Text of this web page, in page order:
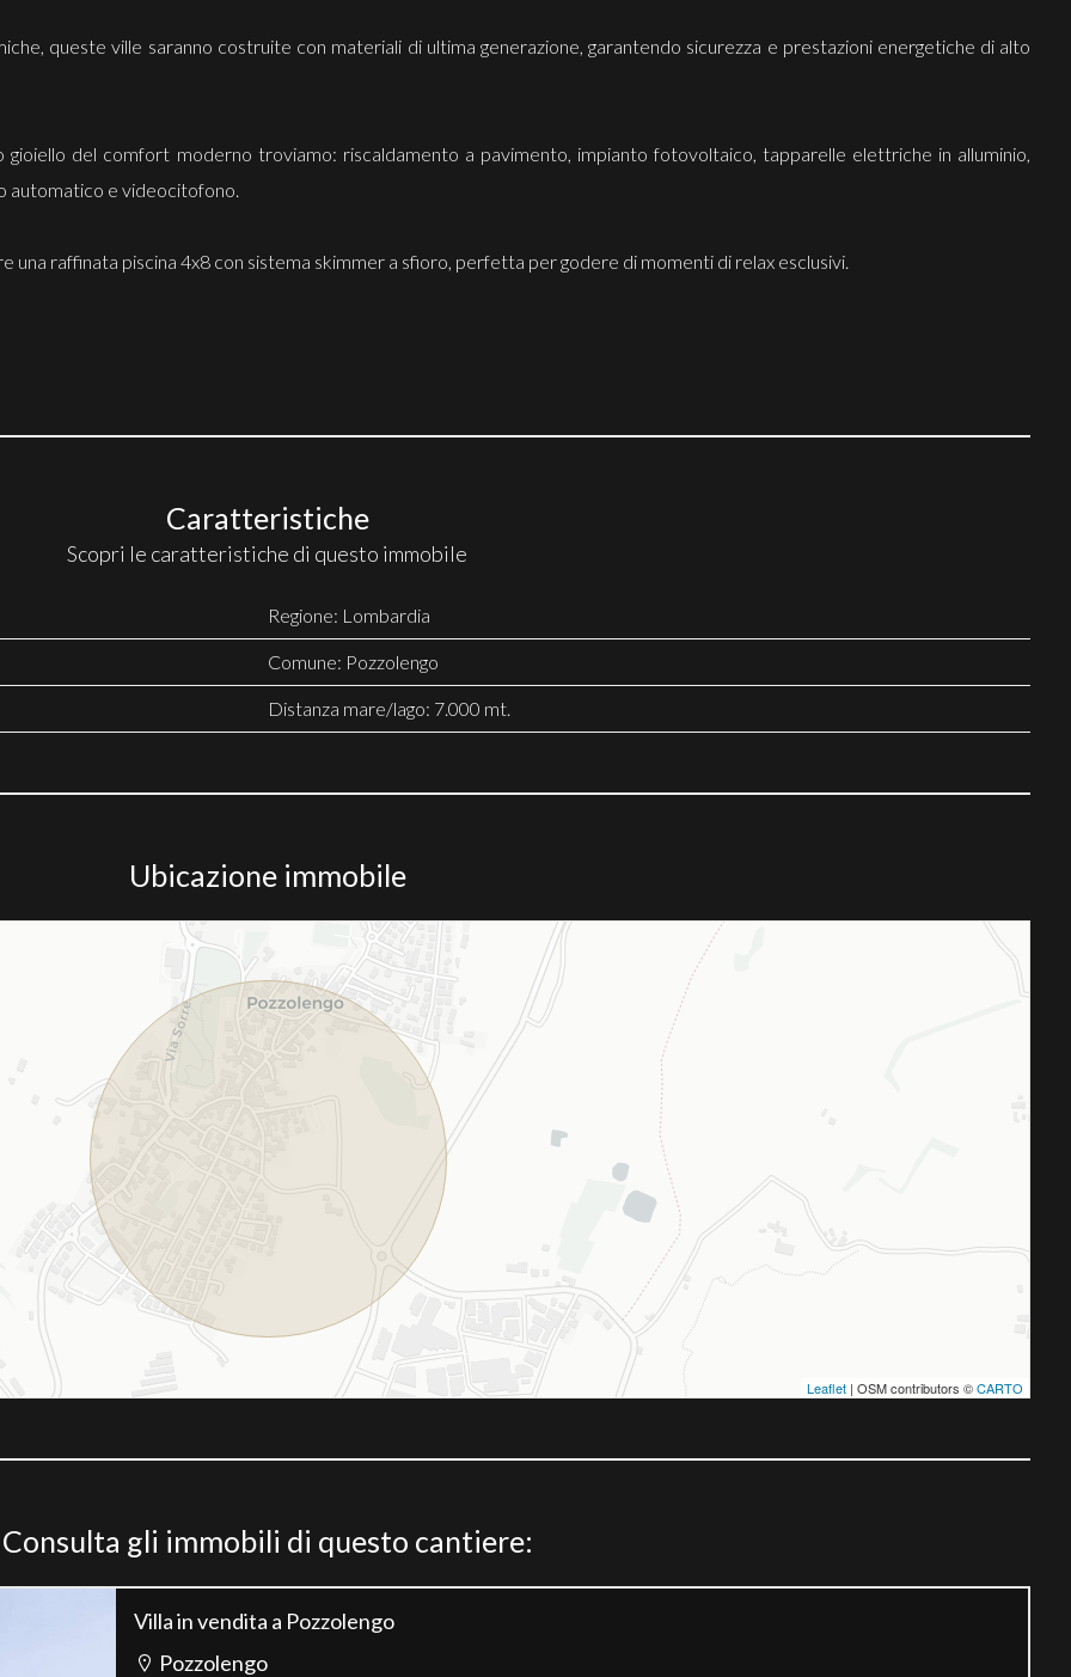
queste ville saranno costruite con materiali di ultima generazione, garantendo sicurezza e prestazioni energetiche di alto
del comfort moderno troviamo: riscaldamento a pavimento, impianto fotovoltaico, tapparelle elettriche in alluminio,
automatico e videocitofono.
una raffinata piscina 4x8 con sistema skimmer a sfioro, perfetta per godere di momenti di relax esclusivi.
Caratteristiche
Scopri le caratteristiche di questo immobile
Regione: Lombardia
Comune: Pozzolengo
Distanza mare/lago: 7.000 mt.
Ubicazione immobile
Leaflet | OSM contributors ©CARTO
Consulta gli immobili di questo cantiere:
Villa in vendita a Pozzolengo
Pozzolengo